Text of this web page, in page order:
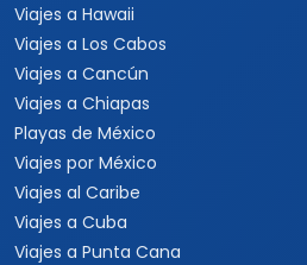
Viajes a Hawaii
Viajes a Los Cabos
Viajes a Cancún
Viajes a Chiapas
Playas de México
Viajes por México
Viajes al Caribe
Viajes a Cuba
Viajes a Punta Cana